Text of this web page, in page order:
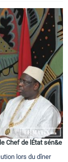
Chef de lÉtat sén&e
lors du dîner